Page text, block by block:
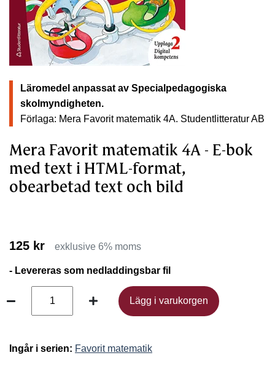
Läromedel anpassat av Specialpedagogiska
skolmyndigheten.
Förlaga: Mera Favorit matematik 4A. Studentlitteratur AB
Mera Favorit matematik 4A - E-bok
med text i HTML-format,
obearbetad text och bild
125 kr exklusive 6% moms
- Levereras som nedladdingsbar fil
Lägg i varukorgen
Lägg i varukorgen
Ingår i serien: Favorit matematik